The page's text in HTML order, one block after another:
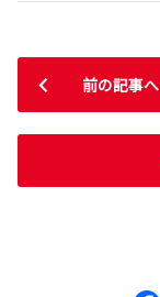
前の記事へ